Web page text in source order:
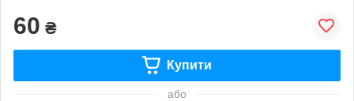
60 ₴
Купити
або